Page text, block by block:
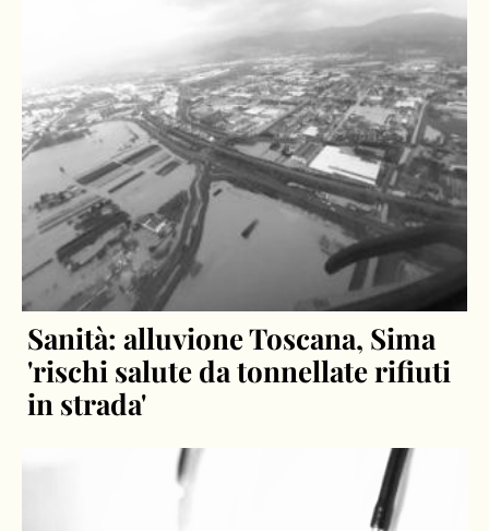
Sanità: alluvione Toscana, Sima
'rischi salute da tonnellate rifiuti
in strada'